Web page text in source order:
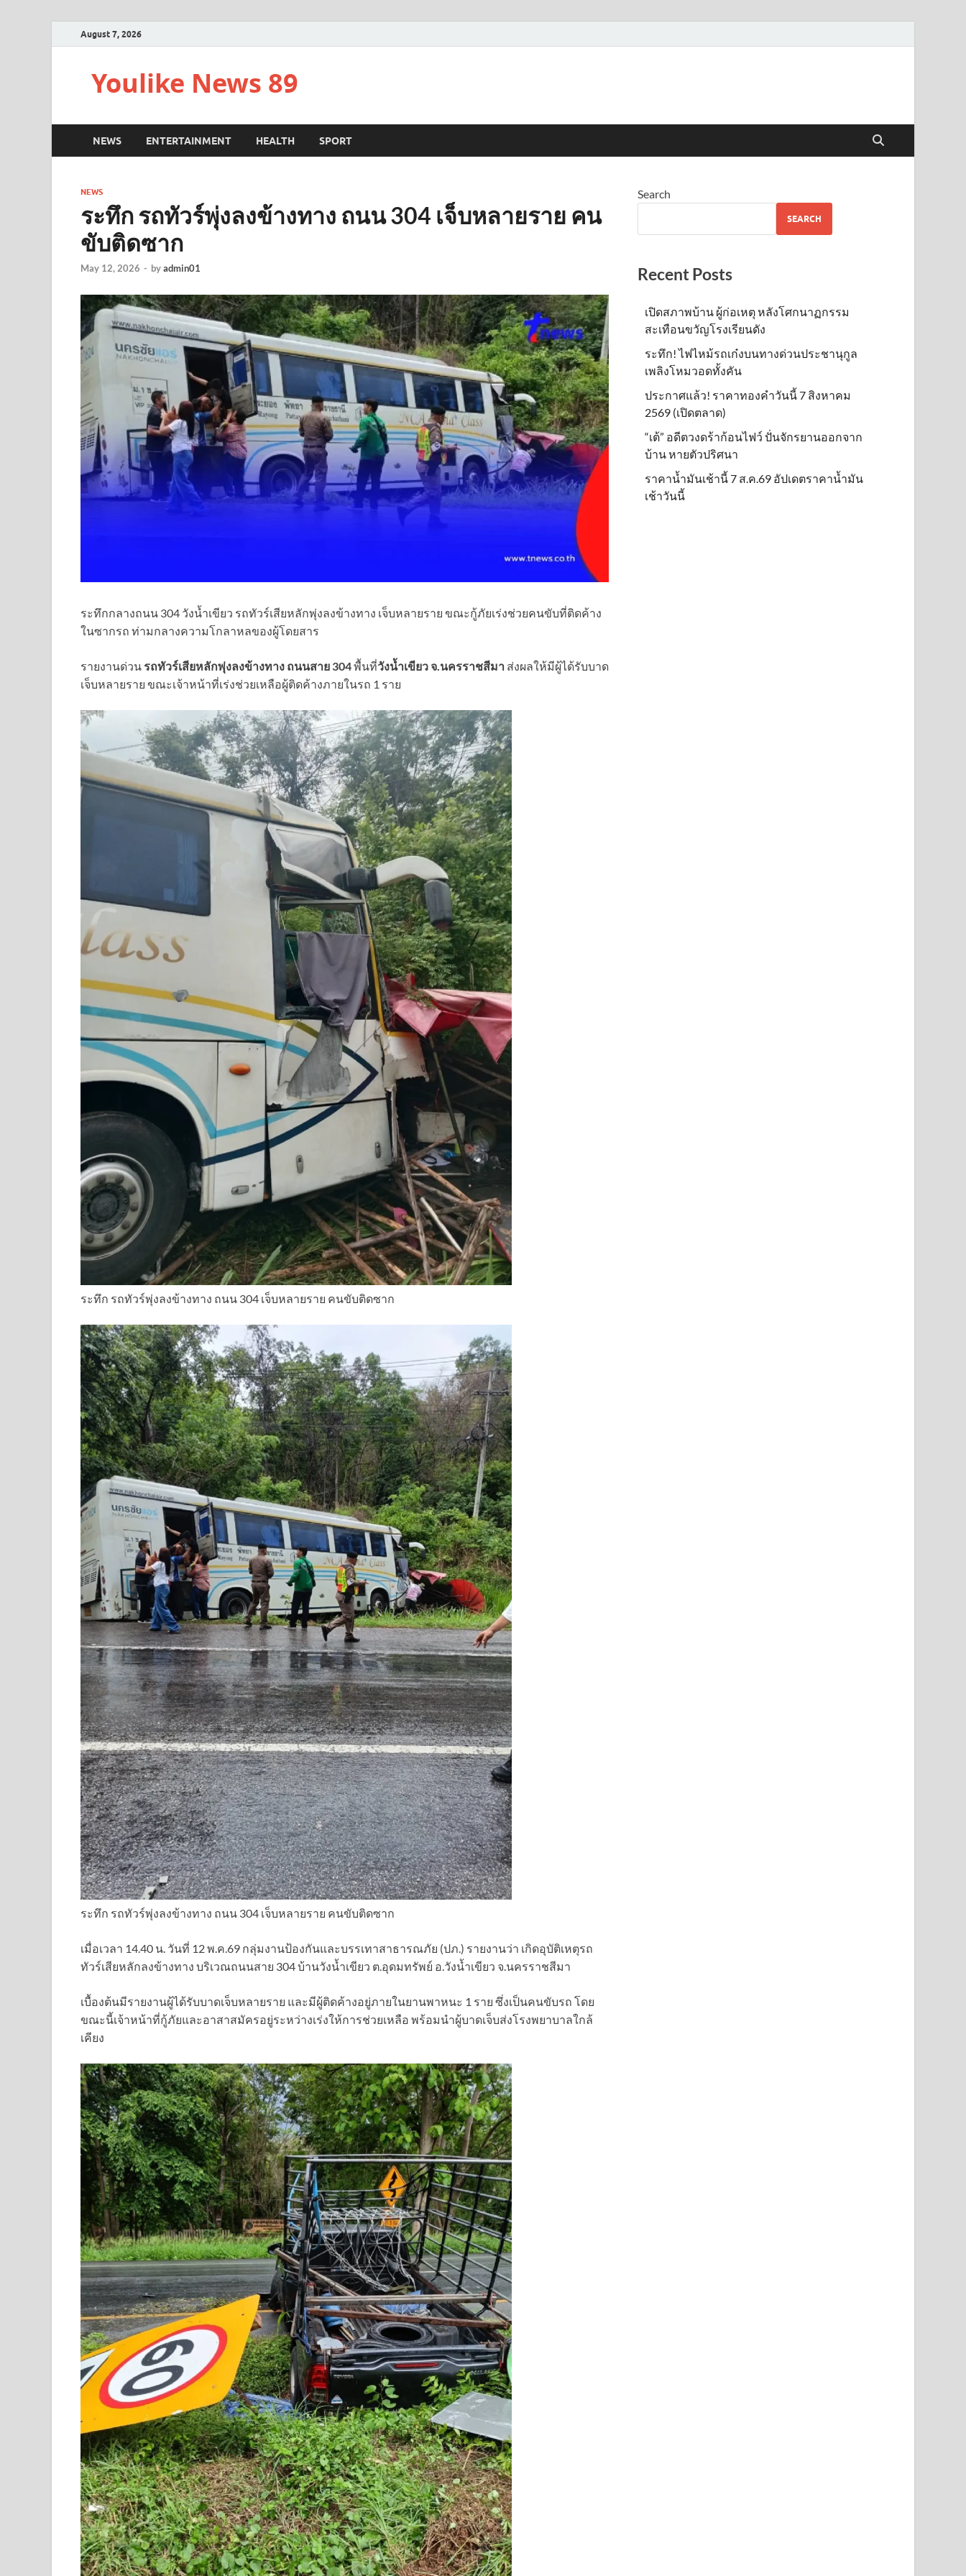
August 7, 2026
Youlike News 89
NEWS ENTERTAINMENT HEALTH SPORT
NEWS
ระทึก รถทัวร์พุ่งลงข้างทาง ถนน 304 เจ็บหลายราย คน
ขับติดซาก
May 12, 2026 - byadmin01
ระทึกกลางถนน 304 วังน้ำเขียว รถทัวร์เสียหลักพุ่งลงข้างทาง เจ็บหลายราย ขณะกู้ภัยเร่งช่วยคนขับที่ติดค้าง
ในซากรถ ท่ามกลางความโกลาหลของผู้โดยสาร
รายงานด่วน รถทัวร์เสียหลักพุ่งลงข้างทาง ถนนสาย 304พื้นที่วังน้ำเขียว จ.นครราชสีมา ส่งผลให้มีผู้ได้รับบาด
เจ็บหลายราย ขณะเจ้าหน้าที่เร่งช่วยเหลือผู้ติดค้างภายในรถ 1 ราย
ระทึก รถทัวร์พุ่งลงข้างทาง ถนน 304 เจ็บหลายราย คนขับติดซาก
ระทึก รถทัวร์พุ่งลงข้างทาง ถนน 304 เจ็บหลายราย คนขับติดซาก
เมื่อเวลา 14.40 น. วันที่ 12 พ.ค.69 กลุ่มงานป้องกันและบรรเทาสาธารณภัย (ปภ.) รายงานว่า เกิดอุบัติเหตุรถ
ทัวร์เสียหลักลงข้างทาง บริเวณถนนสาย 304 บ้านวังน้ำเขียว ต.อุดมทรัพย์ อ.วังน้ำเขียว จ.นครราชสีมา
เบื้องต้นมีรายงานผู้ได้รับบาดเจ็บหลายราย และมีผู้ติดค้างอยู่ภายในยานพาหนะ 1 ราย ซึ่งเป็นคนขับรถ โดย
ขณะนี้เจ้าหน้าที่กู้ภัยและอาสาสมัครอยู่ระหว่างเร่งให้การช่วยเหลือ พร้อมนำผู้บาดเจ็บส่งโรงพยาบาลใกล้
เคียง
Search
SEARCH
Recent Posts
เปิดสภาพบ้าน ผู้ก่อเหตุ หลังโศกนาฏกรรม
สะเทือนขวัญโรงเรียนดัง
ระทึก! ไฟไหม้รถเก๋งบนทางด่วนประชานุกูล
เพลิงโหมวอดทั้งคัน
ประกาศแล้ว! ราคาทองคำวันนี้ 7 สิงหาคม
2569 (เปิดตลาด)
“เต้” อดีตวงดร้าก้อนไฟว์ ปั่นจักรยานออกจาก
บ้าน หายตัวปริศนา
ราคาน้ำมันเช้านี้ 7 ส.ค.69 อัปเดตราคาน้ำมัน
เช้าวันนี้